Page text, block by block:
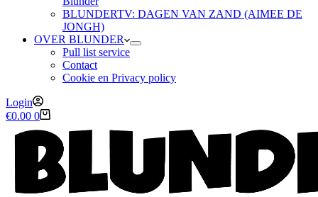
BLUNDERTV: DAGEN VAN ZAND (AIMEE DE
JONGH)
OVER BLUNDER
Pull list service
Contact
Cookie en Privacy policy
Login
Winkelwagen
€0.00 0